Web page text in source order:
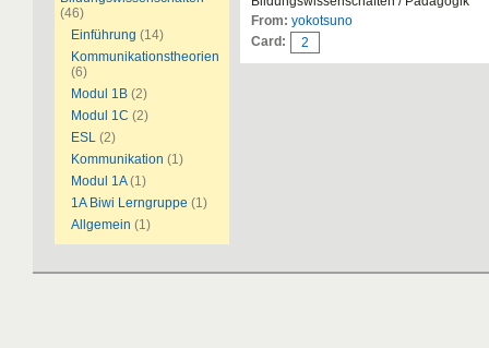
(46)
Einführung (14)
Kommunikationstheorien
(6)
Modul 1B (2)
Modul 1C (2)
ESL (2)
Kommunikation (1)
Modul 1A (1)
1A Biwi Lerngruppe (1)
Allgemein (1)
From: yokotsuno
Card:
2